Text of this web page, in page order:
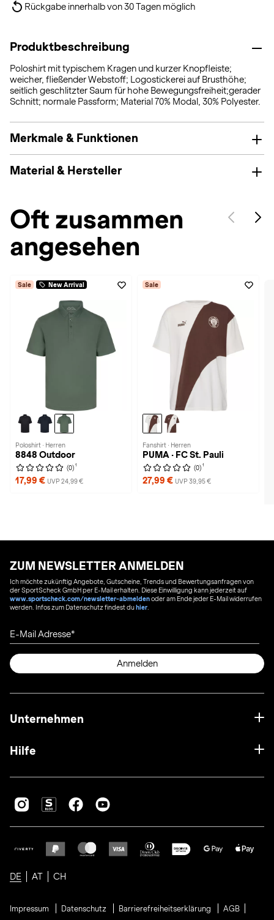
Rückgabe innerhalb von 30 Tagen möglich
Produktbeschreibung
Poloshirt mit typischem Kragen und kurzer Knopfleiste;
weicher, fließender Webstoff; Logostickerei auf Brusthöhe;
seitlich geschlitzter Saum für hohe Bewegungsfreiheit;gerader
Schnitt; normale Passform; Material 70% Modal, 30% Polyester.
Merkmale & Funktionen
Material & Hersteller
Oft zusammen
angesehen
Sale New Arrival
Poloshirt · Herren
8848 Outdoor
(0) 1
17,99 € UVP 24,99 €
Sale
Fanshirt · Herren
PUMA · FC St. Pauli
(0) 1
27,99 € UVP 39,95 €
ZUM NEWSLETTER ANMELDEN
Ich möchte zukünftig Angebote, Gutscheine, Trends und Bewertungsanfragen von
der SportScheck GmbH per E-Mail erhalten. Diese Einwilligung kann jederzeit auf
www.sportscheck.com/newsletter-abmeldenoder am Ende jeder E-Mail widerrufen
werden. Infos zum Datenschutz findest duhier
E-Mail Adresse
Anmelden
Unternehmen
Hilfe
DE AT CH
Impressum Datenschutz Barrierefreiheitserklärung
AGB